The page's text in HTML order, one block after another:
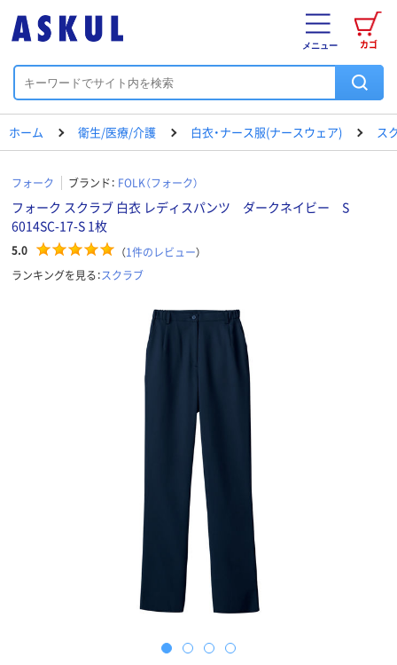
カゴ
メニュー
ホーム 衛生/医療/介護 白衣・ナース服(ナースウェア) ス
フォーク ブランド： FOLK（フォーク）
フォーク スクラブ 白衣 レディスパンツ ダークネイビー S
6014SC-17-S 1枚
5.0 （1件のレビュー）
ランキングを見る：スクラブ